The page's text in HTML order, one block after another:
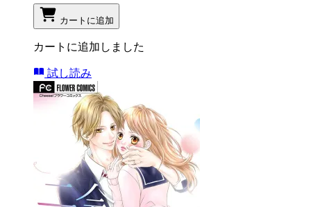
カートに追加
カートに追加しました
試し読み